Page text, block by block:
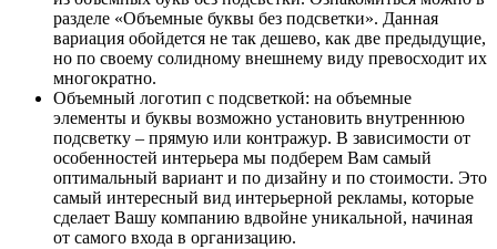
разделе «Объемные буквы без подсветки». Данная
вариация обойдется не так дешево, как две предыдущие,
но по своему солидному внешнему виду превосходит их
многократно.
Объемный логотип с подсветкой: на объемные
элементы и буквы возможно установить внутреннюю
подсветку – прямую или контражур. В зависимости от
особенностей интерьера мы подберем Вам самый
оптимальный вариант и по дизайну и по стоимости. Это
самый интересный вид интерьерной рекламы, которые
сделает Вашу компанию вдвойне уникальной, начиная
от самого входа в организацию.